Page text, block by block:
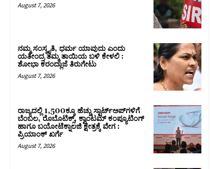
August 7, 2026
ನಮ್ಮ ಸಂಸ್ಕೃತಿ, ಧರ್ಮ ಯಾವುದು ಎಂದು
ಯತೀಂದ್ರ ತಮ್ಮ ತಾಯಿಯ ಬಳಿ ಕೇಳಲಿ :
ಶೋಭಾ ಕರಂದ್ಲಾಜೆ ತಿರುಗೇಟು
August 7, 2026
ರಾಜ್ಯದಲ್ಲಿ 1,500ಕ್ಕೂ ಹೆಚ್ಚು ಸ್ಟಾರ್ಟ್‌ಅಪ್‌ಗಳಿಗೆ
ಬೆಂಬಲ, ರೊಬೊಟಿಕ್ಸ್, ಕ್ವಾಂಟಮ್ ಕಂಪ್ಯೂಟಿಂಗ್
ಹಾಗೂ ಬಯೋಟೆಕ್ನಾಲಜಿ ಕ್ಷೇತ್ರಕ್ಕೆ ವೇಗ :
ಪ್ರಿಯಾಂಕ್‌ ಖರ್ಗೆ
August 7, 2026